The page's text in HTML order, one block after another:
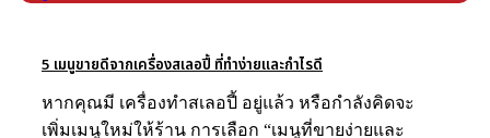
5 เมนูขายดีจากเครื่องสเลอปี้ ที่ทำง่ายและกำไรดี
หากคุณมี เครื่องทำสเลอปี้ อยู่แล้ว หรือกำลังคิดจะ
เพิ่มเมนูใหม่ให้ร้าน การเลือก “เมนูที่ขายง่ายและ